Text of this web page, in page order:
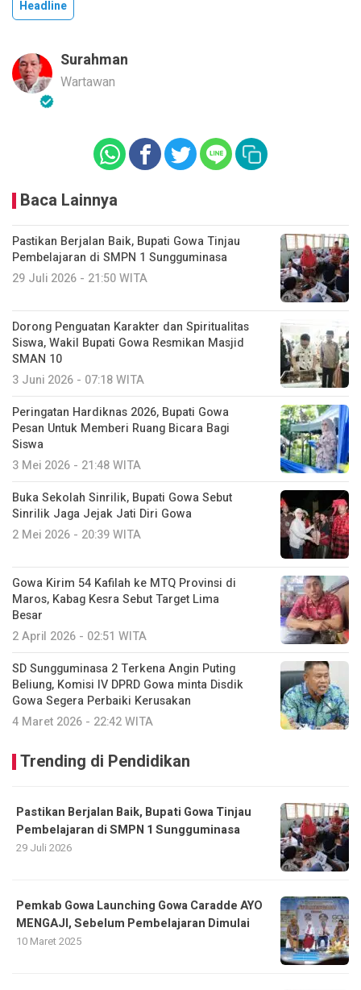
Headline
Surahman
Wartawan
Baca Lainnya
Pastikan Berjalan Baik, Bupati Gowa Tinjau
Pembelajaran di SMPN 1 Sungguminasa
29 Juli 2026 - 21:50 WITA
Dorong Penguatan Karakter dan Spiritualitas
Siswa, Wakil Bupati Gowa Resmikan Masjid
SMAN 10
3 Juni 2026 - 07:18 WITA
Peringatan Hardiknas 2026, Bupati Gowa
Pesan Untuk Memberi Ruang Bicara Bagi
Siswa
3 Mei 2026 - 21:48 WITA
Buka Sekolah Sinrilik, Bupati Gowa Sebut
Sinrilik Jaga Jejak Jati Diri Gowa
2 Mei 2026 - 20:39 WITA
Gowa Kirim 54 Kafilah ke MTQ Provinsi di
Maros, Kabag Kesra Sebut Target Lima
Besar
2 April 2026 - 02:51 WITA
SD Sungguminasa 2 Terkena Angin Puting
Beliung, Komisi IV DPRD Gowa minta Disdik
Gowa Segera Perbaiki Kerusakan
4 Maret 2026 - 22:42 WITA
Trending di Pendidikan
Pastikan Berjalan Baik, Bupati Gowa Tinjau
Pembelajaran di SMPN 1 Sungguminasa
29 Juli 2026
Pemkab Gowa Launching Gowa Caradde AYO
MENGAJI, Sebelum Pembelajaran Dimulai
10 Maret 2025